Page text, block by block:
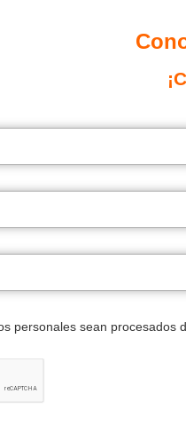
personales sean procesados